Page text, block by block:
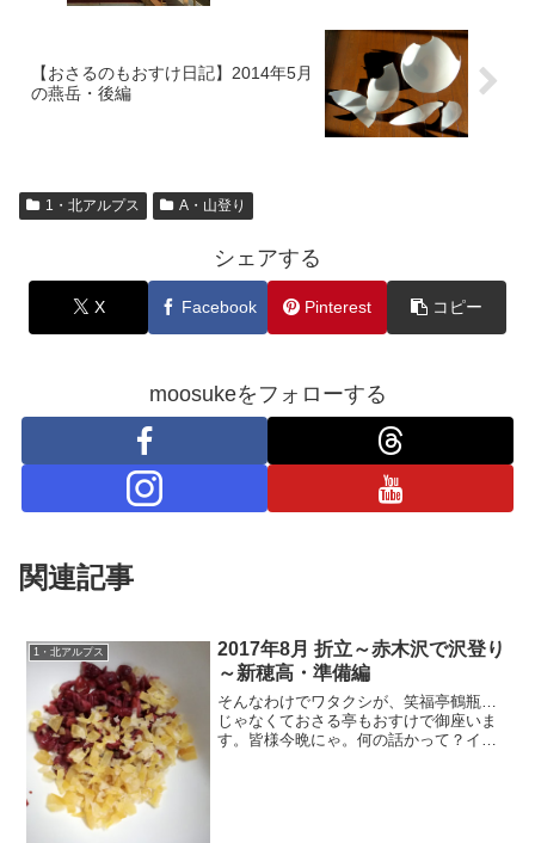
【おさるのもおすけ日記】2014年5月
の燕岳・後編
1・北アルプス A・山登り
シェアする
X Facebook Pinterest コピー
moosukeをフォローする
関連記事
1・北アルプス
2017年8月 折立～赤木沢で沢登り
～新穂高・準備編
そんなわけでワタクシが、笑福亭鶴瓶…
じゃなくておさる亭もおすけで御座いま
す。皆様今晩にゃ。何の話かって？イエ